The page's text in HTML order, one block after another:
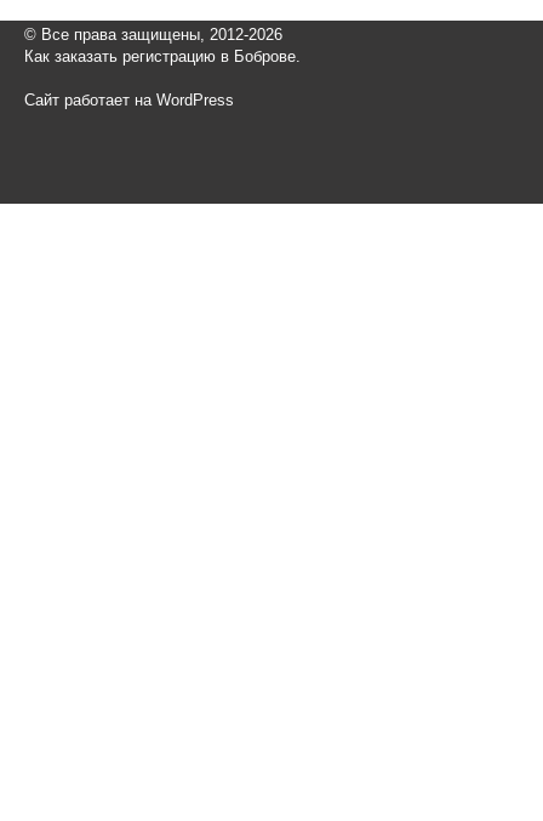
© Все права защищены, 2012-2026
Как заказать регистрацию в Боброве.
Сайт работает на WordPress